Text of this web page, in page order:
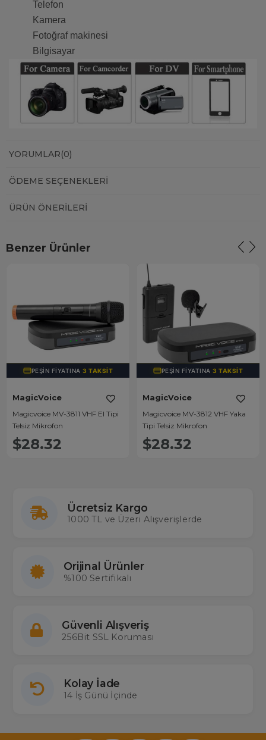
Telefon
Kamera
Fotoğraf makinesi
Bilgisayar
YORUMLAR(0)
ÖDEME SEÇENEKLERI
ÜRÜN ÖNERILERI
Benzer Ürünler
PEŞIN FIYATINA3 TAKSIT
MagicVoice
Magicvoice MV-3811 VHF El Tipi
Telsiz Mikrofon
$28.32
PEŞIN FIYATINA3 TAKSIT
MagicVoice
Magicvoice MV-3812 VHF Yaka
Tipi Telsiz Mikrofon
$28.32
Ücretsiz Kargo
1000 TL ve Üzeri Alışverişlerde
Orijinal Ürünler
%100 Sertifikalı
Güvenli Alışveriş
256Bit SSL Koruması
Kolay İade
14 İş Günü İçinde